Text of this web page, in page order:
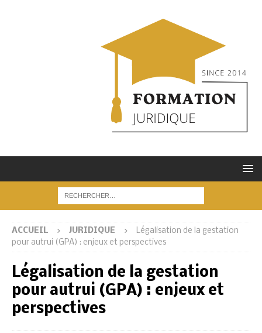
ACCUEIL JURIDIQUE
Légalisation de la gestation
pour autrui (GPA) : enjeux et perspectives
Légalisation de la gestation
pour autrui (GPA) : enjeux et
perspectives